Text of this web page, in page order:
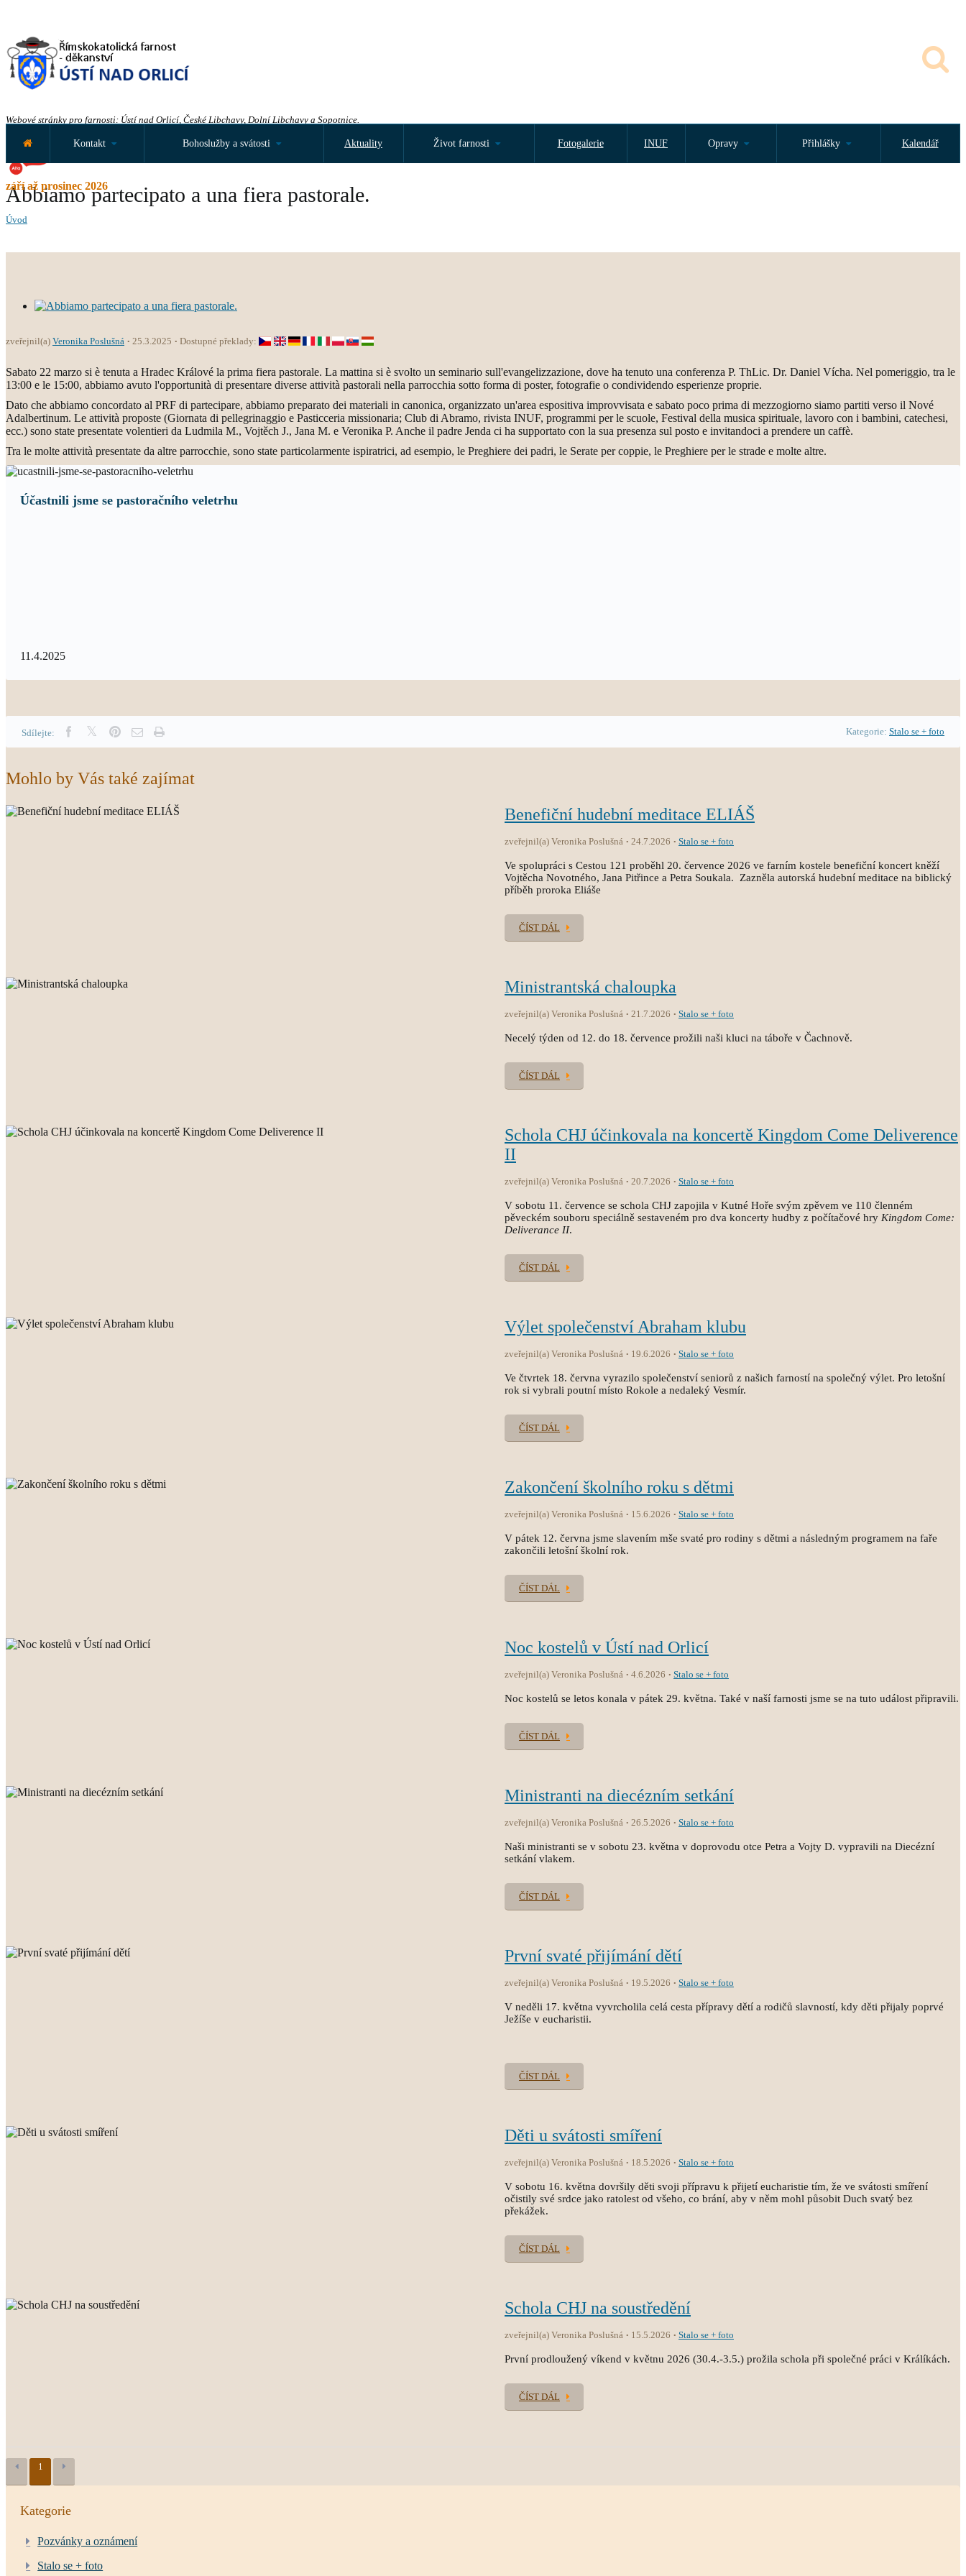
Webové stránky pro farnosti: Ústí nad Orlicí, České Libchavy, Dolní Libchavy a Sopotnice.
září až prosinec 2026
Kontakt Bohoslužby a svátosti Aktuality Život farnosti Fotogalerie INUF Opravy Přihlášky Kalendář
Abbiamo partecipato a una fiera pastorale.
Úvod
zveřejnil(a) Veronika Poslušná 25.3.2025 Dostupné překlady:
Sabato 22 marzo si è tenuta a Hradec Králové la prima fiera pastorale. La mattina si è svolto un seminario sull'evangelizzazione, dove ha tenuto una conferenza P. ThLic. Dr. Daniel Vícha. Nel pomeriggio, tra le
13:00 e le 15:00, abbiamo avuto l'opportunità di presentare diverse attività pastorali nella parrocchia sotto forma di poster, fotografie o condividendo esperienze proprie.
Dato che abbiamo concordato al PRF di partecipare, abbiamo preparato dei materiali in canonica, organizzato un'area espositiva improvvisata e sabato poco prima di mezzogiorno siamo partiti verso il Nové
Adalbertinum. Le attività proposte (Giornata di pellegrinaggio e Pasticceria missionaria; Club di Abramo, rivista INUF, programmi per le scuole, Festival della musica spirituale, lavoro con i bambini, catechesi,
ecc.) sono state presentate volentieri da Ludmila M., Vojtěch J., Jana M. e Veronika P. Anche il padre Jenda ci ha supportato con la sua presenza sul posto e invitandoci a prendere un caffè.
Tra le molte attività presentate da altre parrocchie, sono state particolarmente ispiratrici, ad esempio, le Preghiere dei padri, le Serate per coppie, le Preghiere per le strade e molte altre.
Účastnili jsme se pastoračního veletrhu
11.4.2025
Sdílejte: Kategorie: Stalo se + foto
Mohlo by Vás také zajímat
Benefiční hudební meditace ELIÁŠ
zveřejnil(a) Veronika Poslušná 24.7.2026 Stalo se + foto
Ve spolupráci s Cestou 121 proběhl 20. července 2026 ve farním kostele benefiční koncert kněží
Vojtěcha Novotného, Jana Pitřince a Petra Soukala. Zazněla autorská hudební meditace na biblický
příběh proroka Eliáše
ČÍST DÁL
Ministrantská chaloupka
zveřejnil(a) Veronika Poslušná 21.7.2026 Stalo se + foto
Necelý týden od 12. do 18. července prožili naši kluci na táboře v Čachnově.
ČÍST DÁL
Schola CHJ účinkovala na koncertě Kingdom Come Deliverence
II
zveřejnil(a) Veronika Poslušná 20.7.2026 Stalo se + foto
V sobotu 11. července se schola CHJ zapojila v Kutné Hoře svým zpěvem ve 110 členném
pěveckém souboru speciálně sestaveném pro dva koncerty hudby z počítačové hry Kingdom Come:
Deliverance II.
ČÍST DÁL
Výlet společenství Abraham klubu
zveřejnil(a) Veronika Poslušná 19.6.2026 Stalo se + foto
Ve čtvrtek 18. června vyrazilo společenství seniorů z našich farností na společný výlet. Pro letošní
rok si vybrali poutní místo Rokole a nedaleký Vesmír.
ČÍST DÁL
Zakončení školního roku s dětmi
zveřejnil(a) Veronika Poslušná 15.6.2026 Stalo se + foto
V pátek 12. června jsme slavením mše svaté pro rodiny s dětmi a následným programem na faře
zakončili letošní školní rok.
ČÍST DÁL
Noc kostelů v Ústí nad Orlicí
zveřejnil(a) Veronika Poslušná 4.6.2026 Stalo se + foto
Noc kostelů se letos konala v pátek 29. května. Také v naší farnosti jsme se na tuto událost připravili.
ČÍST DÁL
Ministranti na diecézním setkání
zveřejnil(a) Veronika Poslušná 26.5.2026 Stalo se + foto
Naši ministranti se v sobotu 23. května v doprovodu otce Petra a Vojty D. vypravili na Diecézní
setkání vlakem.
ČÍST DÁL
První svaté přijímání dětí
zveřejnil(a) Veronika Poslušná 19.5.2026 Stalo se + foto
V neděli 17. května vyvrcholila celá cesta přípravy dětí a rodičů slavností, kdy děti přijaly poprvé
Ježíše v eucharistii.
ČÍST DÁL
Děti u svátosti smíření
zveřejnil(a) Veronika Poslušná 18.5.2026 Stalo se + foto
V sobotu 16. května dovršily děti svoji přípravu k přijetí eucharistie tím, že ve svátosti smíření
očistily své srdce jako ratolest od všeho, co brání, aby v něm mohl působit Duch svatý bez
překážek.
ČÍST DÁL
Schola CHJ na soustředění
zveřejnil(a) Veronika Poslušná 15.5.2026 Stalo se + foto
První prodloužený víkend v květnu 2026 (30.4.-3.5.) prožila schola při společné práci v Králíkách.
ČÍST DÁL
1
Kategorie
Pozvánky a oznámení
Stalo se + foto